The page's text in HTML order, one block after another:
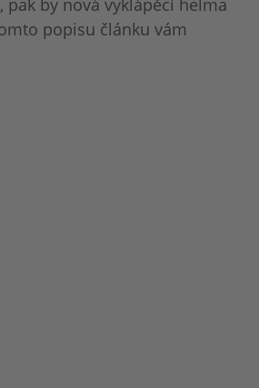
popisu článku vám